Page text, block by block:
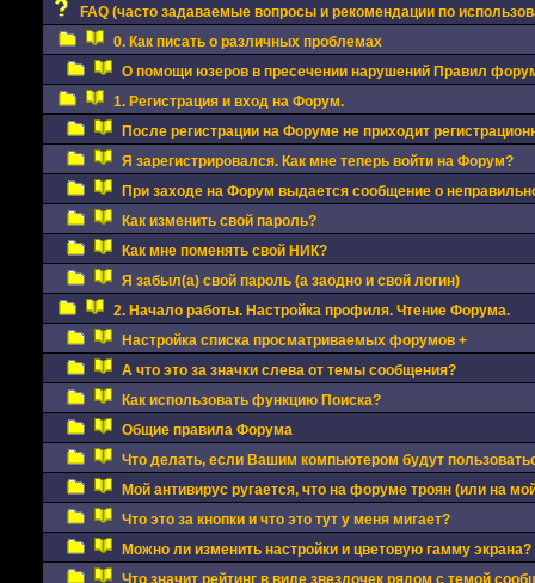
FAQ (часто задаваемые вопросы и рекомендации по
0. Как писать о различных проблемах
О помощи юзеров в пресечении нарушений Правил
1. Регистрация и вход на Форум.
После регистрации на Форуме не приходит
Я зарегистрировался. Как мне теперь войти на Форум?
При заходе на Форум выдается сообщение о
Как изменить свой пароль?
Как мне поменять свой НИК?
Я забыл(а) свой пароль (а заодно и свой логин)
2. Начало работы. Настройка профиля. Чтение Форума.
Настройка списка просматриваемых форумов +
А что это за значки слева от темы сообщения?
Как использовать функцию Поиска?
Общие правила Форума
Что делать, если Вашим компьютером будут
Мой антивирус ругается, что на форуме троян (или на
Что это за кнопки и что это тут у меня мигает?
Можно ли изменить настройки и цветовую гамму экрана?
Что значит рейтинг в виде звездочек рядом с темой